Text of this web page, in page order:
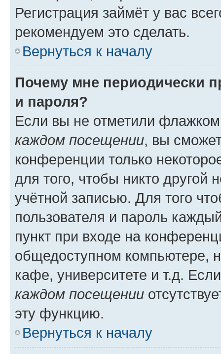
Регистрация займёт у вас
рекомендуем это сделать.
Вернуться к началу
Почему мне периодически
и пароля?
Если вы не отметили
каждом посещении, вы
конференции только
для того, чтобы никто другой
учётной записью. Для того
пользователя и пароль
пункт при входе на
общедоступном компьютере,
кафе, университете и т.д.
каждом посещении
эту функцию.
Вернуться к началу